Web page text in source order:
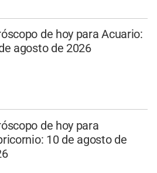
de hoy para Acuario:
agosto de 2026
de hoy para
10 de agosto de